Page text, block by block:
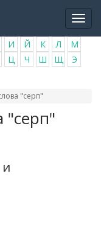
И Й К Л
М
Ц Ч Ш Щ
Э
"серп"
"серп"